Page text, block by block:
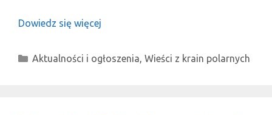
Dowiedz się więcej
Kategorie
Aktualności i ogłoszenia Wieści z krain polarnych